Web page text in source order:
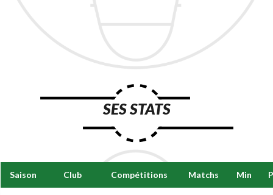
SES STATS
Saison Club Compétitions Matchs Min